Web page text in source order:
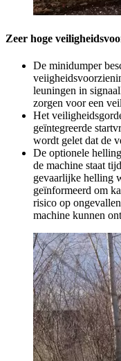
Zeer hoge
De minidumper
leuningen in
zorgen voor een
Het
geïntegreerde
wordt gelet dat de
De optionele
de machine staat
gevaarlijke helling
geïnformeerd om
risico op
machine kunnen